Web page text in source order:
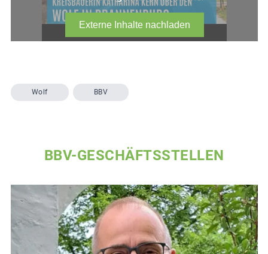
Wolf BBV
BBV-GESCHÄFTSSTELLEN